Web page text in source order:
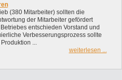
(380 Mitarbeiter) sollten die
der Mitarbeiter gefördert
entschieden Vorstand und
Verbesserungsprozess sollte
...
weiterlesen ...